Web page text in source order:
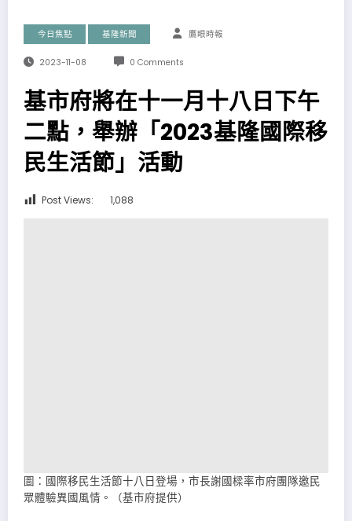
今日焦點 基隆新聞 鷹眼時報
2023-11-08 0 Comments
基市府將在十一月十八日下午
二點，舉辦「2023基隆國際移
民生活節」活動
Post Views: 1,088
圖：國際移民生活節十八日登場，市長謝國樑率市府團隊邀民
眾體驗異國風情。（基市府提供）